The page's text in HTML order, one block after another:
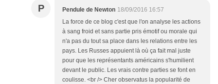
P Pendule de Newton 18/09/2016 16:57
La force de ce blog c'est que l'on analyse les actions
à sang froid et sans partie pris émotif ou morale qui
n'a pas du tout sa place dans les relations entre les
pays. Les Russes appuient là où ça fait mal juste
pour que les représentants américains s'humilient
devant le public. Les vrais contre parties se font en
coulisse. <br /> Cher observatus la popularité de